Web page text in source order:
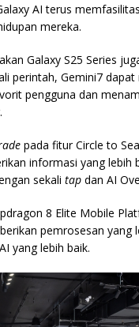
AI terus
mereka.
Galaxy S25 Series
perintah, Gemini7
pengguna dan
pada fitur Circle to
informasi yang lebih
sekali tap dan AI
8 Elite Mobile
pemrosesan yang
yang lebih baik.